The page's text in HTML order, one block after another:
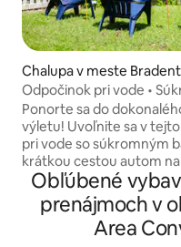
Chalupa v meste
Odpočinok pri vode •
Golf • Ping-pong!
Ponorte sa do
výletu! Uvoľnite sa v
pri vode so súkromným
krátkou cestou autom na
pieskom v AMI. 2 spálne/2 kúpeľne s
dvoma obytnými
svetlú floridskú izbu s
Obľúbené
prenájmoch v
Area